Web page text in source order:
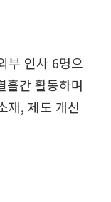
부 인사 6명으
흘간 활동하며
재, 제도 개선